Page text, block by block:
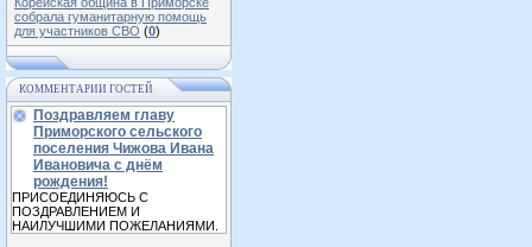
собрала гуманитарную помощь
для участников СВО (0)
КОММЕНТАРИИ ГОСТЕЙ
Поздравляем главу
Приморского сельского
поселения Чижова Ивана
Ивановича с днём
рождения!
ПРИСОЕДИНЯЮСЬ С
ПОЗДРАВЛЕНИЕМ И
НАИЛУЧШИМИ ПОЖЕЛАНИЯМИ.